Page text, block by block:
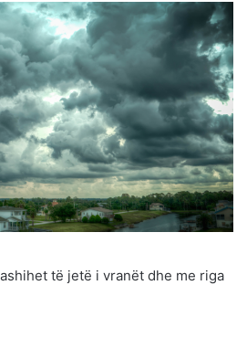
të jetë i vranët dhe me riga